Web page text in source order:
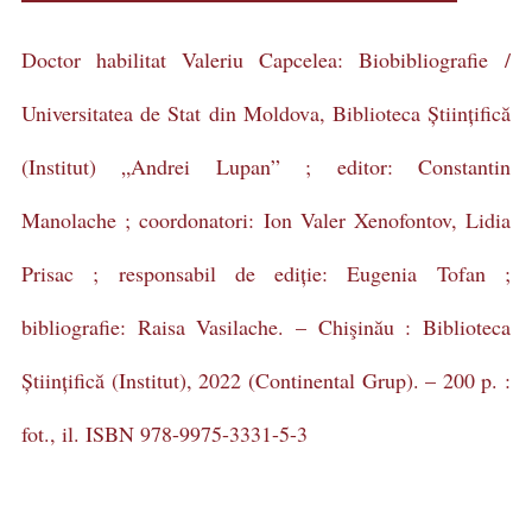
Doctor habilitat Valeriu Capcelea: Biobibliografie /
Universitatea de Stat din Moldova, Biblioteca Științifică
(Institut) „Andrei Lupan” ; editor: Constantin
Manolache ; coordonatori: Ion Valer Xenofontov, Lidia
Prisac ; responsabil de ediție: Eugenia Tofan ;
bibliografie: Raisa Vasilache. – Chişinău : Biblioteca
Științifică (Institut), 2022 (Continental Grup). – 200 p. :
fot., il. ISBN 978-9975-3331-5-3